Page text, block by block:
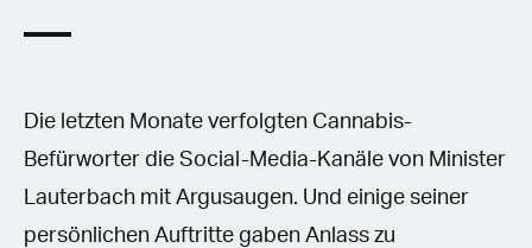
Die letzten Monate verfolgten Cannabis-
Befürworter die Social-Media-Kanäle von Minister
Lauterbach mit Argusaugen. Und einige seiner
persönlichen Auftritte gaben Anlass zu